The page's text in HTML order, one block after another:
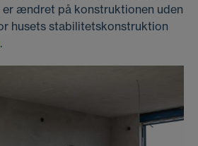
er ændret på konstruktionen uden
husets stabilitetskonstruktion
.